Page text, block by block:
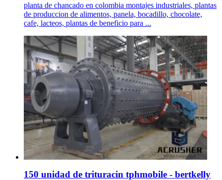
planta de chancado en colombia montajes industriales, plantas
de produccion de alimentos, panela, bocadillo, chocolate,
cafe, lacteos, plantas de beneficio para ...
150 unidad de trituracin tphmobile - bertkelly